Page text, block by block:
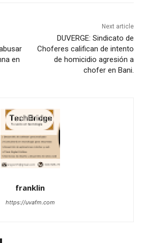
en
Next article
DUVERGE: Sindicato de
Choferes califican de intento
de homicidio agresión a
chofer en Bani.
franklin
https://uvafm.com